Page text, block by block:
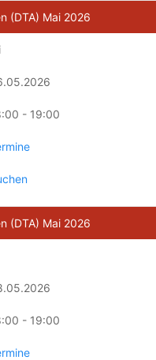
(DTA) Mai 2026
- 19:00
(DTA) Mai 2026
- 19:00